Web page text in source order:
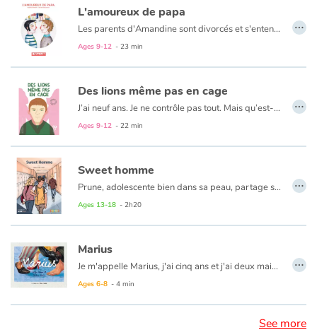
L'amoureux de papa
Les parents d'Amandine sont divorcés et s'entendent très bien. Tout est à sa place dans la vie de la petite fille. Mais un jour son père lui présente son amoureux qui n'est d'autre que Jean, l'instituteur de sa fille. Amandine a bien du mal à accepter l'homosexualité de son père. Pendant un temps, son père choisit de rompre sa relation avec Jean pour ne pas entraver sa relation avec sa fille. Mais grâce à ses copains et à sa mère, Amandine va finir par comprendre : «C'est de l'amour tout ça, juste de l'amour». Et elle va, à l'aide de ses copains provoquer une rencontre entre son père et Jean pour qu'ils renouent leur relation.
Ages 9-12 - 23 min
…
Des lions même pas en cage
J’ai neuf ans. Je ne contrôle pas tout. Mais qu’est-ce que j’y peux moi, si maman est tombée amoureuse d’une fille qui s’appelle Christelle ? »
Ages 9-12 - 22 min
…
Sweet homme
Prune, adolescente bien dans sa peau, partage sa vie entre son lycée, ses copains du club vidéo, ses parents écolos... et Axel. Jusqu’au jour où elle découvre que celui qu’elle prenait pour son petit copain est bien plus attiré par les garçons. Comprenant qu’elle a perdu un amoureux, mais pas un ami, Prune met de côté son amour-propre pour aider Axel à assumer son homosexualité, malgré le rejet des parents du jeune homme et l’homophobie de certains.
Ages 13-18 - 2h20
…
Marius
Je m'appelle Marius, j'ai cinq ans et j'ai deux maisons. Maintenant maman a un nouvel amoureux. Mon papa aussi a un nouvel amoureux.
Ages 6-8 - 4 min
…
See more